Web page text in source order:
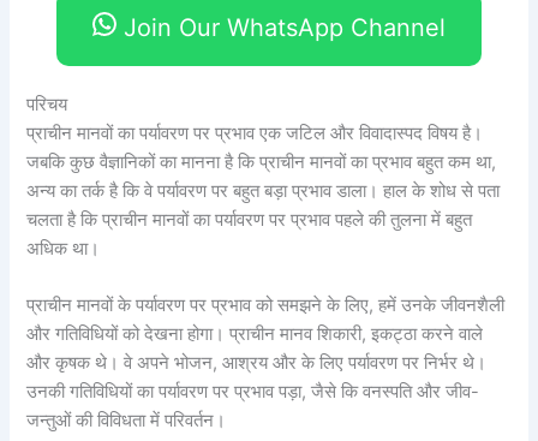
Join Our WhatsApp Channel
परिचय
प्राचीन मानवों का पर्यावरण पर प्रभाव एक जटिल और विवादास्पद विषय है।
जबकि कुछ वैज्ञानिकों का मानना है कि प्राचीन मानवों का प्रभाव बहुत कम था,
अन्य का तर्क है कि वे पर्यावरण पर बहुत बड़ा प्रभाव डाला। हाल के शोध से पता
चलता है कि प्राचीन मानवों का पर्यावरण पर प्रभाव पहले की तुलना में बहुत
अधिक था।
प्राचीन मानवों के पर्यावरण पर प्रभाव को समझने के लिए, हमें उनके जीवनशैली
और गतिविधियों को देखना होगा। प्राचीन मानव शिकारी, इकट्ठा करने वाले
और कृषक थे। वे अपने भोजन, आश्रय और के लिए पर्यावरण पर निर्भर थे।
उनकी गतिविधियों का पर्यावरण पर प्रभाव पड़ा, जैसे कि वनस्पति और जीव-
जन्तुओं की विविधता में परिवर्तन।